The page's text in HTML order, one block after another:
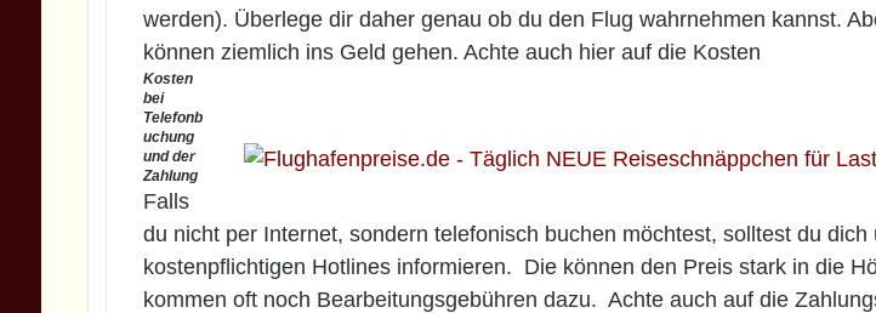
werden). Überlege dir daher genau ob du den Flug wahrnehmen kannst.
können ziemlich ins Geld gehen. Achte auch hier auf die Kosten
Kosten
bei
Telefonb
uchung
und der
Zahlung
Falls
du nicht per Internet, sondern telefonisch buchen möchtest, solltest du dich
kostenpflichtigen Hotlines informieren. Die können den Preis stark in die
kommen oft noch Bearbeitungsgebühren dazu. Achte auch auf die